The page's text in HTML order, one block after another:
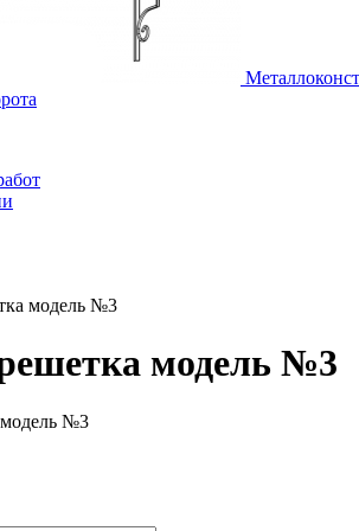
модель №3
модель №3